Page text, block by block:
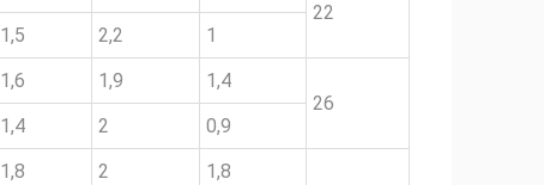
22
1,5 2,2 1
1,6 1,9
1,4
26
1,4 2 0,9
1,8 2
1,8